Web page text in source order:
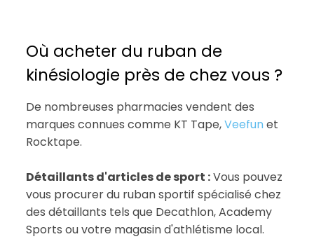
Où acheter du ruban de
kinésiologie près de chez vous ?
De nombreuses pharmacies vendent des
marques connues comme KT Tape,Veefun et
Rocktape.
Détaillants d'articles de sport :Vous pouvez
vous procurer du ruban sportif spécialisé chez
des détaillants tels que Decathlon, Academy
Sports ou votre magasin d'athlétisme local.